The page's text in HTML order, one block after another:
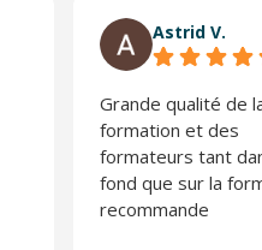
Astrid V.
Grande qualité de
formation et des
formateurs tant
fond que sur la
recommande